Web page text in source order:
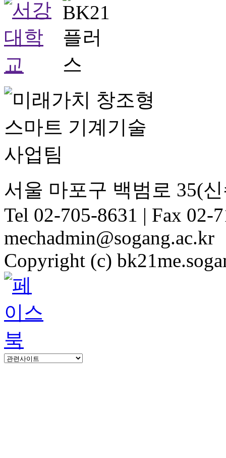
서울 마포구 백범로 35(
Tel 02-705-8631 | Fax 02-
mechadmin@sogang.ac.kr
Copyright (c)